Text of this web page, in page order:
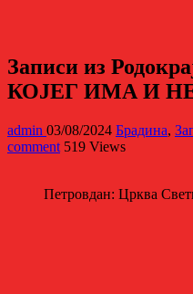
Записи из
КОЈЕГ ИМА И
admin 03/08/2024 Брадина,
comment 519 Views
Петровдан: Црква